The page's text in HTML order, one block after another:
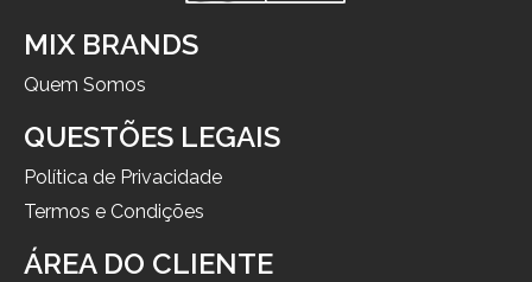
MIX BRANDS
Quem Somos
QUESTÕES LEGAIS
Política de Privacidade
Termos e Condições
ÁREA DO CLIENTE